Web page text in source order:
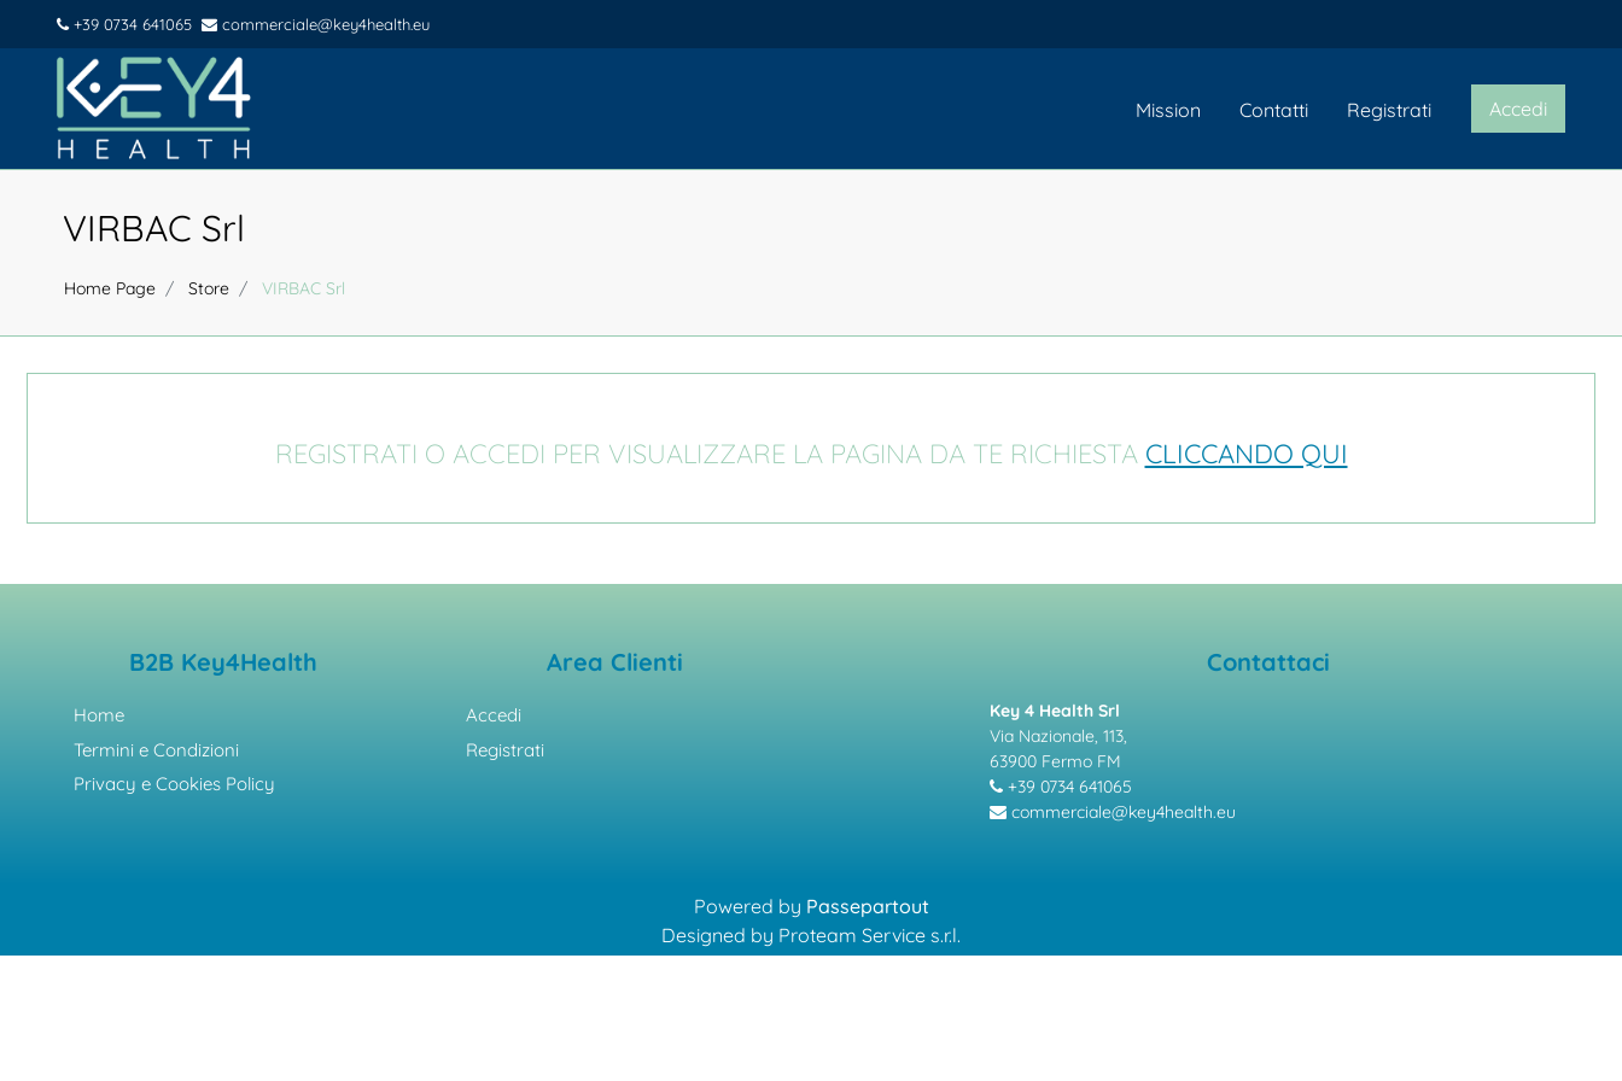
+39 0734 641065 commerciale@key4health.eu
Mission Contatti Registrati Accedi
VIRBAC Srl
Home Page Store VIRBAC Srl
REGISTRATI O ACCEDI PER VISUALIZZARE LA PAGINA DA TE RICHIESTA CLICCANDO QUI
B2B Key4Health
Home
Termini e Condizioni
Privacy e Cookies Policy
Area Clienti
Accedi
Registrati
Contattaci
Key 4 Health Srl
Via Nazionale, 113,
63900 Fermo FM
+39 0734 641065
commerciale@key4health.eu
Powered by Passepartout
Designed by Proteam Service s.r.l.